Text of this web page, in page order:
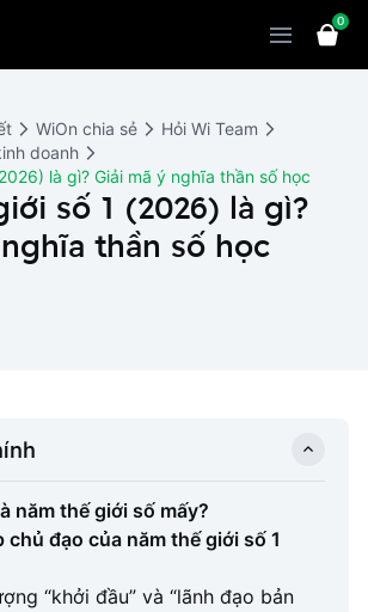
0
WiOn chia sẻ
Hỏi Wi Team
doanh
là gì? Giải mã ý nghĩa thần số học
số 1 (2026) là gì?
thần số học
năm thế giới số mấy?
chủ đạo của năm thế giới số 1
“khởi đầu” và “lãnh đạo bản